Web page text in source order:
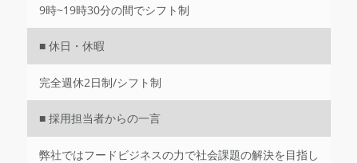
9時~19時30分の間でシフト制
■ 休日・休暇
完全週休2日制/シフト制
■ 採用担当者からの一言
弊社ではフードビジネスの力で社会課題の解決を目指し